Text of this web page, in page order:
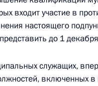
в Уголовный кодекс
Российской
входит участие в
настоящего
до 1
служащих,
включенных